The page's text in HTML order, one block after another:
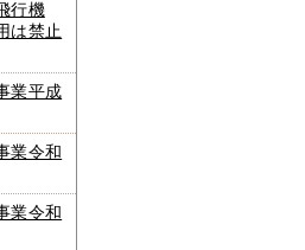
行機
は禁止
業平成
業令和
業令和